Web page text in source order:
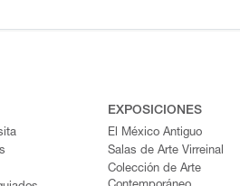
EXPOSICIONES
El México Antiguo
Salas de Arte Virreinal
Colección de Arte